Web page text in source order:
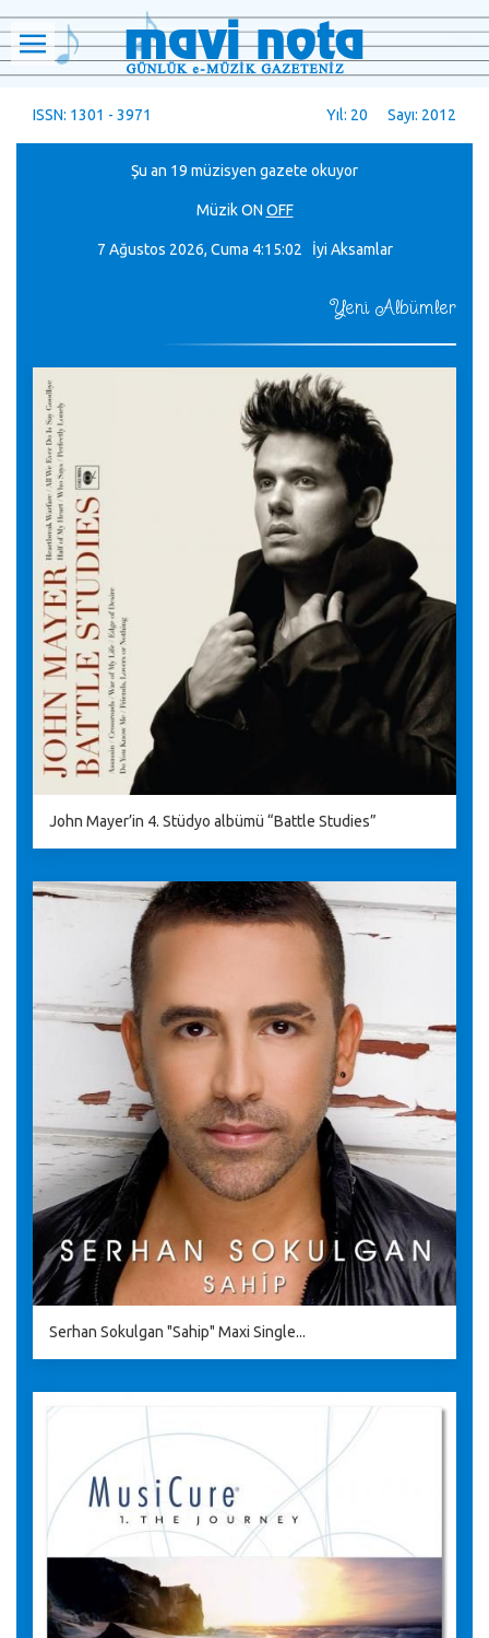
ISSN: 1301 - 3971 Yıl: 20 Sayı: 2012
Şu an 19 müzisyen gazete okuyor
MüzikON OFF
7 Ağustos 2026, Cuma 4:15:04 İyi Aksamlar
Yeni Albümler
John Mayer’in 4. Stüdyo albümü “Battle Studies”
Serhan Sokulgan "Sahip" Maxi Single...